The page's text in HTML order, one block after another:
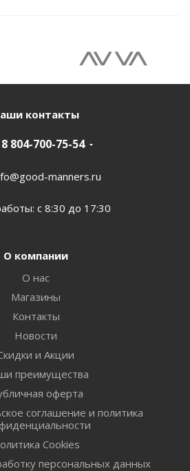
контакты
8 804-700-75-54
manners.ru
с 8:30 до 17:30
О компании
О нас
Магазины
Контакты
Новости
и Акции
преимущества
оферта
соглашение и политика
Cookies
персональных данных